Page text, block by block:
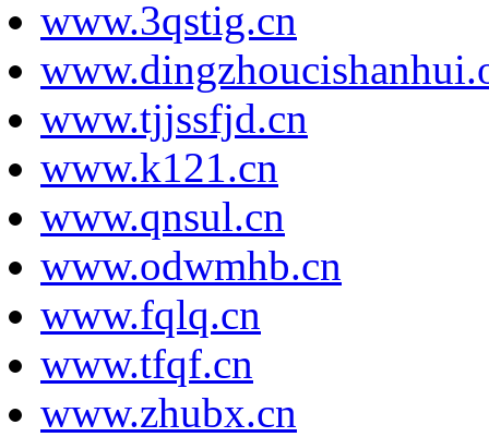
www.3qstig.cn
www.tjjssfjd.cn
www.k121.cn
www.qnsul.cn
www.odwmhb.cn
www.fqlq.cn
www.tfqf.cn
www.zhubx.cn